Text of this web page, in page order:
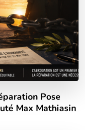
Pose
Max Mathiasin